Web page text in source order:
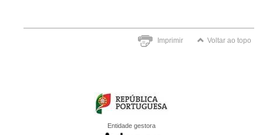
Imprimir Voltar ao topo
Entidade gestora